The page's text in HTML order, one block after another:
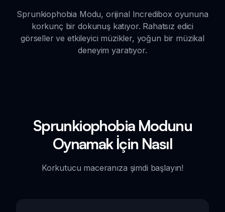
Sprunkiophobia Modu, orijinal Incredibox oyununa
korkunç bir dokunuş katıyor. Rahatsız edici
görseller ve etkileyici müzikler, yoğun bir müzikal
deneyim yaratıyor.
Sprunkiophobia Modunu
Oynamak İçin Nasıl
Korkutucu maceranıza şimdi başlayın!